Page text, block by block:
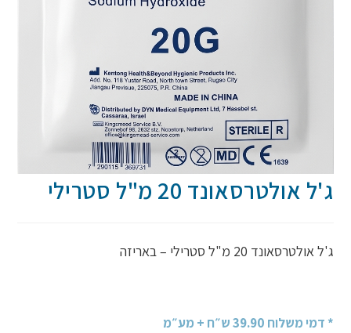
ג'ל אולטרסאונד 20 מ"ל סטרילי
ג'ל אולטרסאונד 20 מ"ל סטרילי – באריזה
* דמי משלוח 39.90 ש״ח + מע״מ